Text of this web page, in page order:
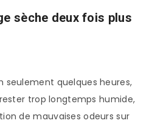
sèche deux fois plus
seulement quelques heures,
trop longtemps humide,
de mauvaises odeurs sur